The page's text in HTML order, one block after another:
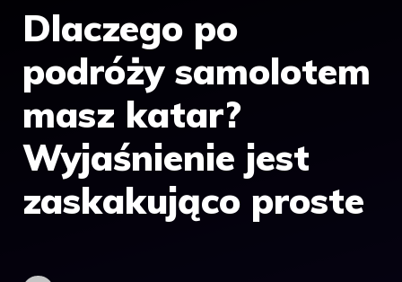
Dlaczego po
podróży samolotem
masz katar?
Wyjaśnienie jest
zaskakująco proste